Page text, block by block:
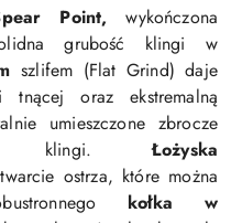
Point, wykończona
grubość klingi w
szlifem (Flat Grind) daje
tnącej oraz ekstremalną
umieszczone zbrocze
klingi.Łożyska
ostrza, które można
kołka w